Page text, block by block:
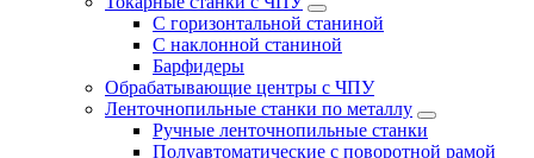
С горизонтальной станиной
С наклонной станиной
Барфидеры
Обрабатывающие центры с ЧПУ
Ленточнопильные станки по металлу
Ручные ленточнопильные станки
Полуавтоматические с поворотной рамой